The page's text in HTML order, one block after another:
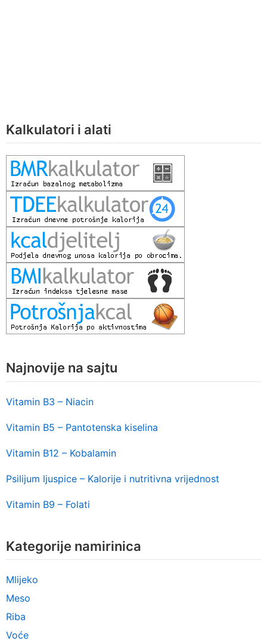
Kalkulatori i alati
Najnovije na sajtu
Vitamin B3 – Niacin
Vitamin B5 – Pantotenska kiselina
Vitamin B12 – Kobalamin
Psilijum ljuspice – Kalorije i nutritivna vrijednost
Vitamin B9 – Folati
Kategorije namirinica
Mlijeko
Meso
Riba
Voće